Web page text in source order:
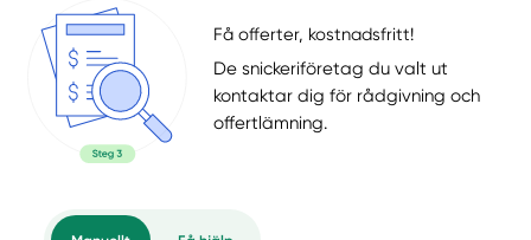
Få offerter, kostnadsfritt!
De snickeriföretag du valt ut
kontaktar dig för rådgivning och
offertlämning.